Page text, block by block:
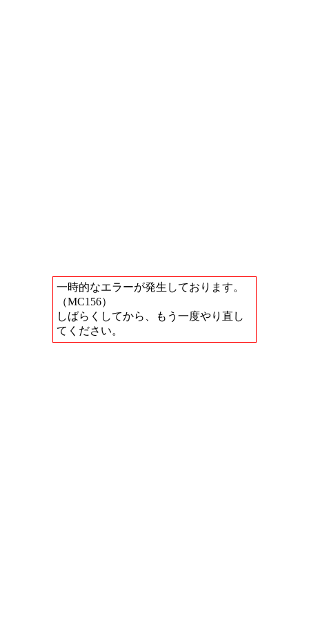
一時的なエラーが発生しております。
（MC156）
しばらくしてから、もう一度やり直し
てください。